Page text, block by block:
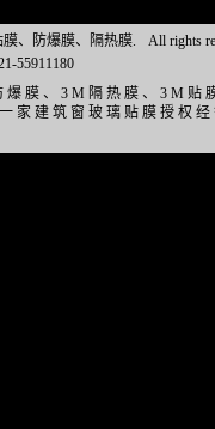
、防爆膜、隔热膜.
All rights
55911180
膜、3M隔热膜、3M
家建筑窗玻璃贴膜授权